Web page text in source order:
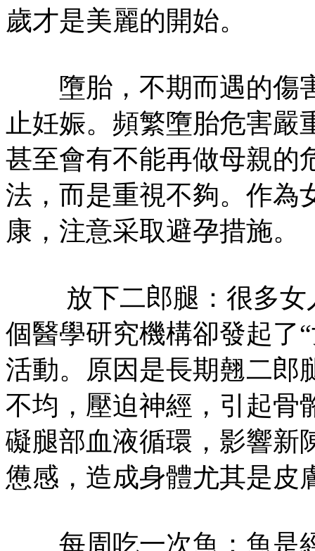
歲才是美麗的開始。
墮胎，不期而遇的傷
止妊娠。頻繁墮胎危害嚴
甚至會有不能再做母親的
法，而是重視不夠。作為
康，注意采取避孕措施。
放下二郎腿：很多女
個醫學研究機構卻發起了
活動。原因是長期翹二郎
不均，壓迫神經，引起骨
礙腿部血液循環，影響新
憊感，造成身體尤其是皮
每周吃一次魚：魚是